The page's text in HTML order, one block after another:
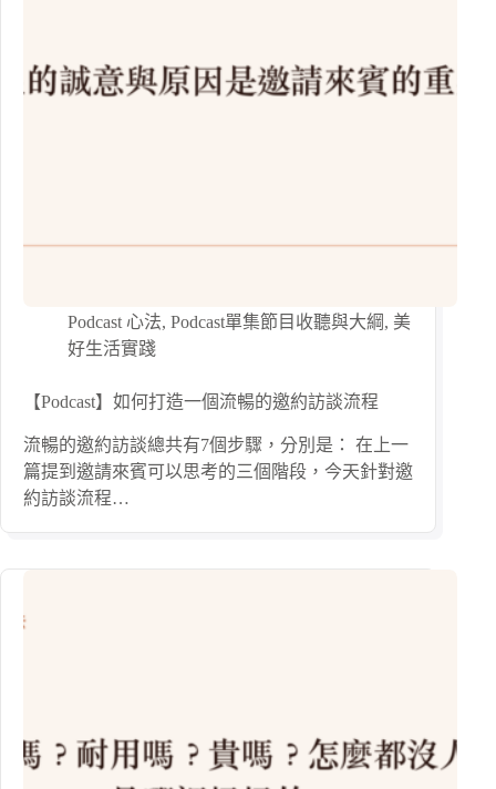
Podcast 心法, Podcast單集節目收聽與大綱, 美
好生活實踐
【Podcast】如何打造一個流暢的邀約訪談流程
流暢的邀約訪談總共有7個步驟，分別是： 在上一
篇提到邀請來賓可以思考的三個階段，今天針對邀
約訪談流程…